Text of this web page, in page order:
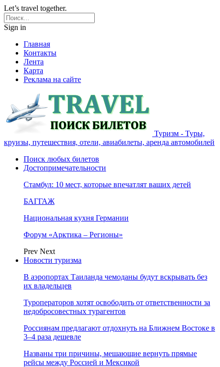
Let’s travel together.
Sign in
Главная
Контакты
Лента
Карта
Реклама на сайте
Туризм - Туры,
круизы, путешествия, отели, авиабилеты, аренда автомобилей
Поиск любых билетов
Достопримечательности
Стамбул: 10 мест, которые впечатлят ваших детей
БАГГАЖ
Национальная кухня Германии
Форум «Арктика – Регионы»
Prev Next
Новости туризма
В аэропортах Таиланда чемоданы будут вскрывать без
их владельцев
Туроператоров хотят освободить от ответственности за
недобросовестных турагентов
Россиянам предлагают отдохнуть на Ближнем Востоке в
3–4 раза дешевле
Названы три причины, мешающие вернуть прямые
рейсы между Россией и Мексикой